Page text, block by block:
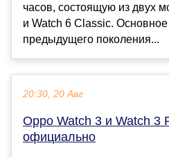
часов, состоящую из двух
и Watch 6 Classic. Основное
предыдущего поколения...
20:30, 20 Авг
Oppo Watch 3 и Watch 3
официально